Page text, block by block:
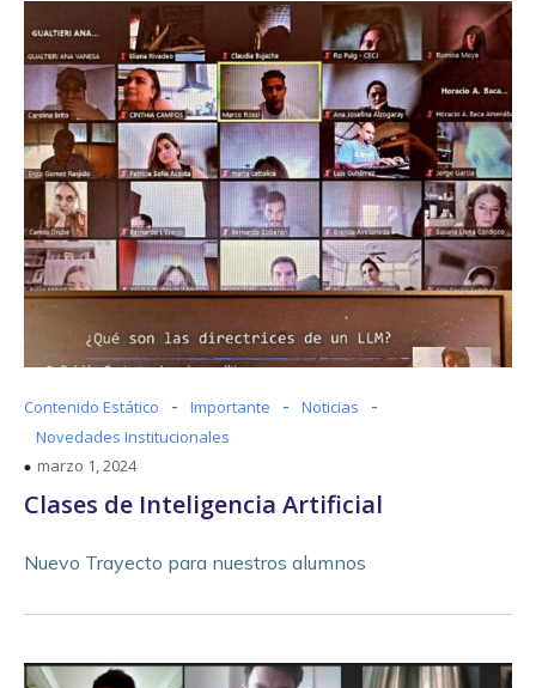
Contenido Estático - Importante - Noticias -
Novedades Institucionales
marzo 1, 2024
Clases de Inteligencia Artificial
Nuevo Trayecto para nuestros alumnos